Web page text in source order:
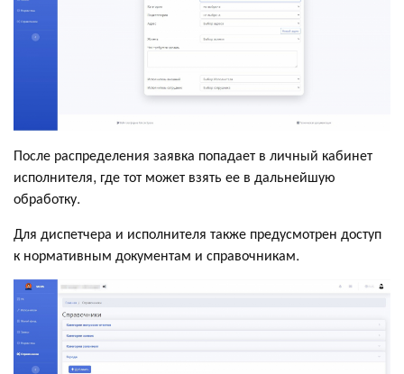
После распределения заявка попадает в личный кабинет
исполнителя, где тот может взять ее в дальнейшую
обработку.
Для диспетчера и исполнителя также предусмотрен доступ
к нормативным документам и справочникам.